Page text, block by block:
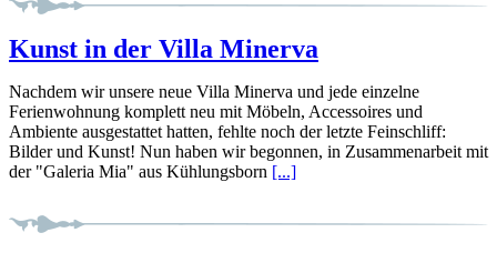
Kunst in der Villa Minerva
Nachdem wir unsere neue Villa Minerva und jede einzelne
Ferienwohnung komplett neu mit Möbeln, Accessoires und
Ambiente ausgestattet hatten, fehlte noch der letzte Feinschliff:
Bilder und Kunst! Nun haben wir begonnen, in Zusammenarbeit mit
der "Galeria Mia" aus Kühlungsborn [...]